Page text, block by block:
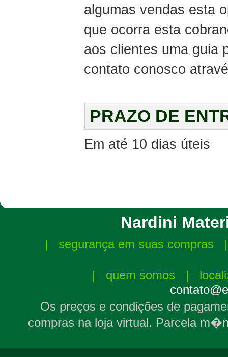
algumas vendas esta
que ocorra esta
aos clientes uma guia
contato conosco
PRAZO DE
Em até 10 dias úteis
Nardini
| segurança em suas compras
| quem somos |
Os preços e condições de
compras na loja virtual. Parcela